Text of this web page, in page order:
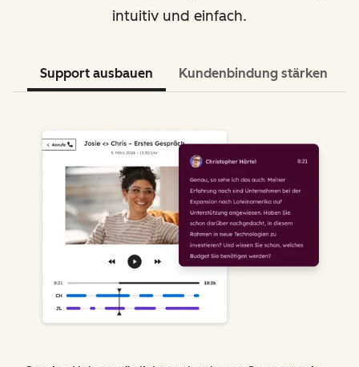
intuitiv und einfach.
Support ausbauen Kundenbindung stärken